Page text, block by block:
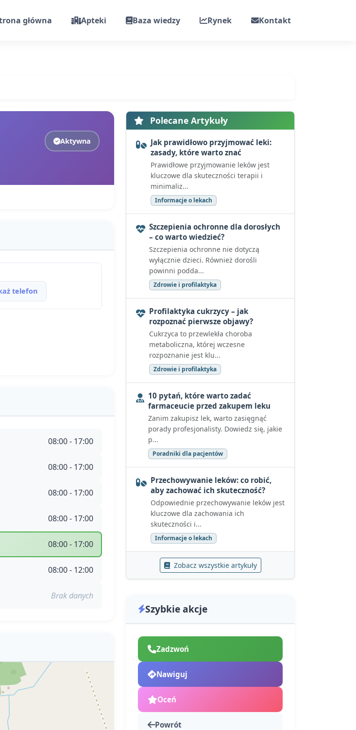
główna Apteki Baza wiedzy Rynek Kontakt
Aktywna
telefon
08:00 - 17:00
08:00 - 17:00
08:00 - 17:00
08:00 - 17:00
08:00 - 17:00
08:00 - 12:00
Brak danych
Polecane Artykuły
Jak prawidłowo przyjmować leki:
zasady, które warto znać
Prawidłowe przyjmowanie leków jest
kluczowe dla skuteczności terapii i
minimaliz...
Informacje o lekach
Szczepienia ochronne dla dorosłych
– co warto wiedzieć?
Szczepienia ochronne nie dotyczą
wyłącznie dzieci. Również dorośli
powinni podda...
Zdrowie i profilaktyka
Profilaktyka cukrzycy – jak
rozpoznać pierwsze objawy?
Cukrzyca to przewlekła choroba
metaboliczna, której wczesne
rozpoznanie jest klu...
Zdrowie i profilaktyka
10 pytań, które warto zadać
farmaceucie przed zakupem leku
Zanim zakupisz lek, warto zasięgnąć
porady profesjonalisty. Dowiedz się, jakie
p...
Poradniki dla pacjentów
Przechowywanie leków: co robić,
aby zachować ich skuteczność?
Odpowiednie przechowywanie leków jest
kluczowe dla zachowania ich
skuteczności i...
Informacje o lekach
Zobacz wszystkie artykuły
Szybkie akcje
Zadzwoń
Nawiguj
Oceń
Powrót